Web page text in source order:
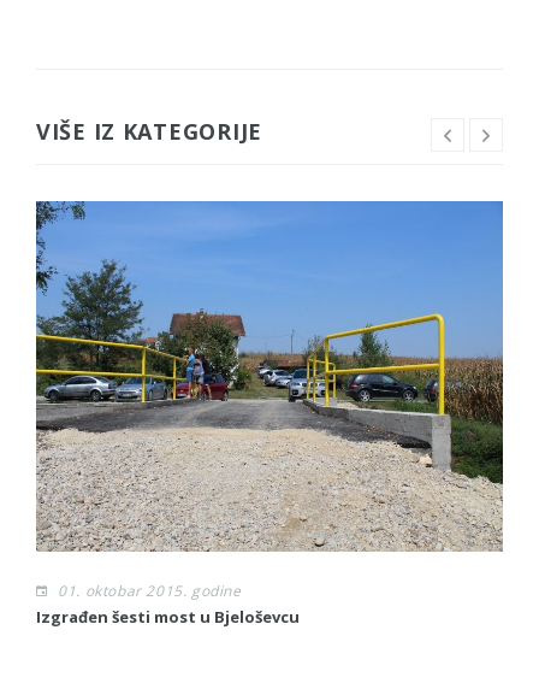
VIŠE IZ KATEGORIJE
01. oktobar 2015. godine
Izgrađen šesti most u Bjeloševcu